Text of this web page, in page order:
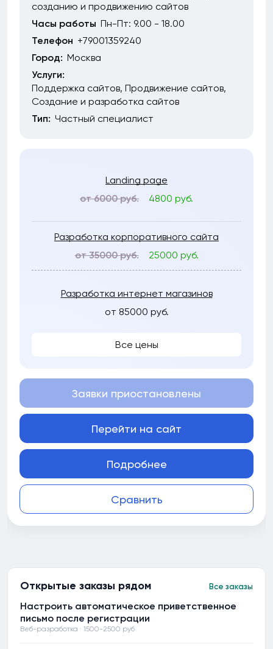
созданию и продвижению сайтов
Часы работы Пн-Пт: 9.00 - 18.00
Телефон +79001359240
Город: Москва
Услуги:
Поддержка сайтов Продвижение сайтов
Создание и разработка сайтов
Тип: Частный специалист
Landing page
от 6000 руб.
4800 руб.
Разработка корпоративного сайта
от 35000 руб.
25000 руб.
Разработка интернет магазинов
от 85000 руб.
Все цены
Сравнить
Заявки приостановлены
Перейти на сайт
Подробнее
Открытые заказы рядом Все заказы
Настроить автоматическое приветственное
письмо после регистрации
Веб-разработка · 1500-2500 руб